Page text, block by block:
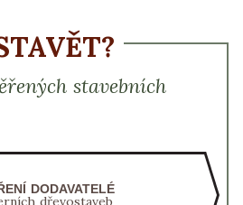
stavebních
DODAVATELÉ
dřevostaveb